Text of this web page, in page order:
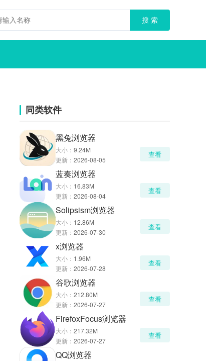
同类软件
黑兔浏览器
大小： 9.24M
更新： 2026-08-05
查看
蓝奏浏览器
大小： 16.83M
更新： 2026-08-04
查看
Solipsism浏览器
大小： 12.86M
更新： 2026-07-30
查看
x浏览器
大小： 1.96M
更新： 2026-07-28
查看
谷歌浏览器
大小： 212.80M
更新： 2026-07-27
查看
FirefoxFocus浏览器
大小： 217.32M
更新： 2026-07-27
查看
QQ浏览器